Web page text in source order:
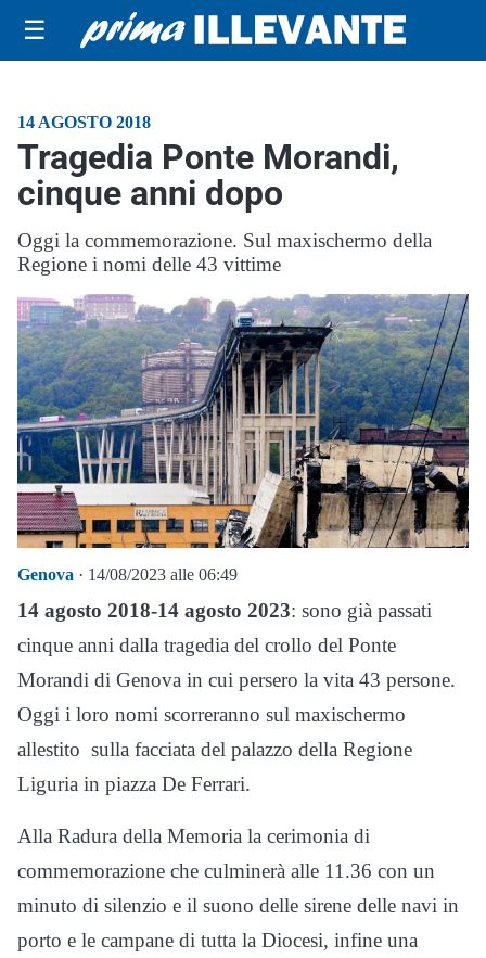
☰
14 AGOSTO 2018
Tragedia Ponte Morandi,
cinque anni dopo
Oggi la commemorazione. Sul maxischermo della
Regione i nomi delle 43 vittime
Genova · 14/08/2023 alle 06:49
14 agosto 2018-14 agosto 2023: sono già passati
cinque anni dalla tragedia del crollo del Ponte
Morandi di Genova in cui persero la vita 43 persone.
Oggi i loro nomi scorreranno sul maxischermo
allestito sulla facciata del palazzo della Regione
Liguria in piazza De Ferrari.
Alla Radura della Memoria la cerimonia di
commemorazione che culminerà alle 11.36 con un
minuto di silenzio e il suono delle sirene delle navi in
porto e le campane di tutta la Diocesi, infine una